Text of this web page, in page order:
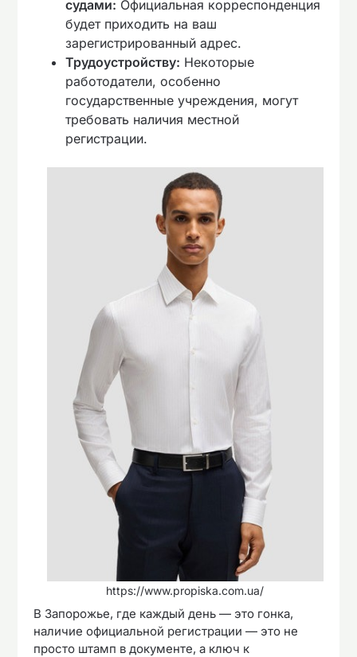
судами: Официальная корреспонденция
будет приходить на ваш
зарегистрированный адрес.
Трудоустройству: Некоторые
работодатели, особенно
государственные учреждения, могут
требовать наличия местной
регистрации.
https://www.propiska.com.ua/
В Запорожье, где каждый день — это гонка,
наличие официальной регистрации — это не
просто штамп в документе, а ключ к